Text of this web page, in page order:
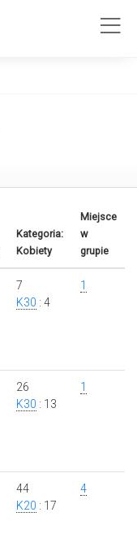
Kategoria:
Kobiety
Miejsce
w
grupie
7
K30 : 4
1
26
K30 : 13
1
44
K20 : 17
4